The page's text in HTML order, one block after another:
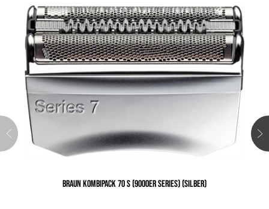
BRAUN KOMBIPACK 70 S (9000ER SERIES) (SILBER)